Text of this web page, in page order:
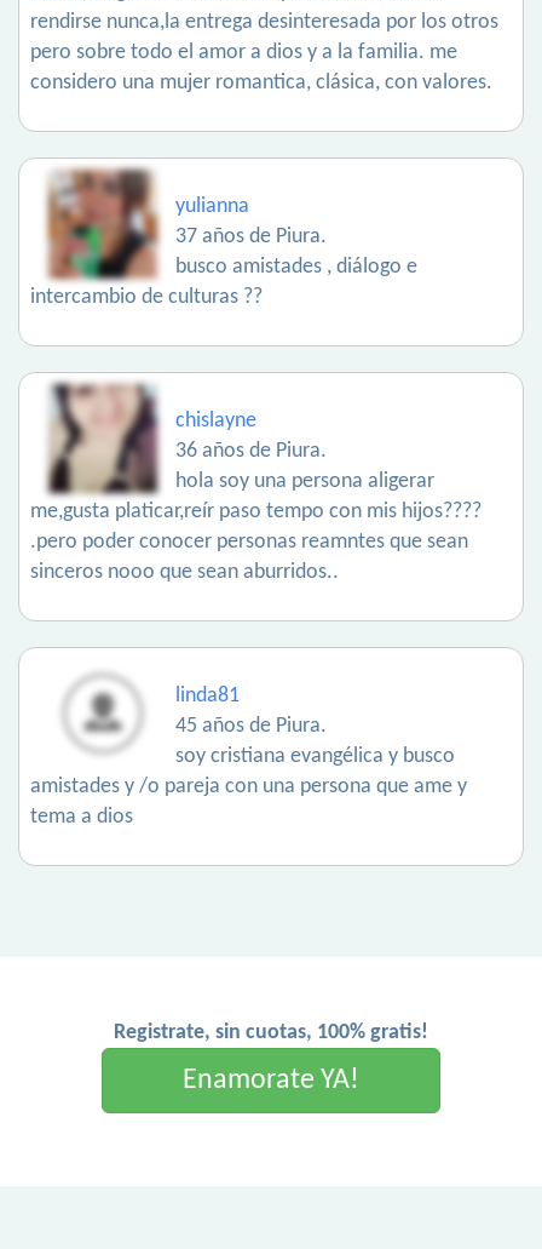
rendirse nunca,la entrega desinteresada por los otros
pero sobre todo el amor a dios y a la familia. me
considero una mujer romantica, clásica, con valores.
yulianna
37 años de Piura.
busco amistades , diálogo e
intercambio de culturas ??
chislayne
36 años de Piura.
hola soy una persona aligerar
me,gusta platicar,reír paso tempo con mis hijos????
.pero poder conocer personas reamntes que sean
sinceros nooo que sean aburridos..
linda81
45 años de Piura.
soy cristiana evangélica y busco
amistades y /o pareja con una persona que ame y
tema a dios
Registrate, sin cuotas, 100% gratis!
Enamorate YA!